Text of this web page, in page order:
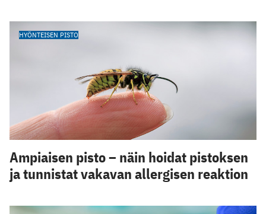
HYÖNTEISEN PISTO
Ampiaisen pisto – näin hoidat pistoksen
ja tunnistat vakavan allergisen reaktion